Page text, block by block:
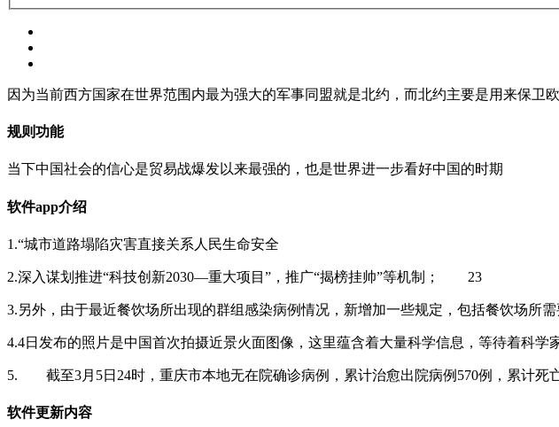
因为当前西方国家在世界范围内最为强大的军事同盟就是北约，而北约主要是用来保卫
规则功能
当下中国社会的信心是贸易战爆发以来最强的，也是世界进一步看好中国的时期
软件app介绍
1.“城市道路塌陷灾害直接关系人民生命安全
2.深入谋划推进“科技创新2030—重大项目”，推广“揭榜挂帅”等机制； 23
3.另外，由于最近餐饮场所出现的群组感染病例情况，新增加一些规定，包括餐饮
4.4日发布的照片是中国首次拍摄近景火面图像，这里蕴含着大量科学信息，等待着科
5. 截至3月5日24时，重庆市本地无在院确诊病例，累计治愈出院病例570例，累计死
软件更新内容